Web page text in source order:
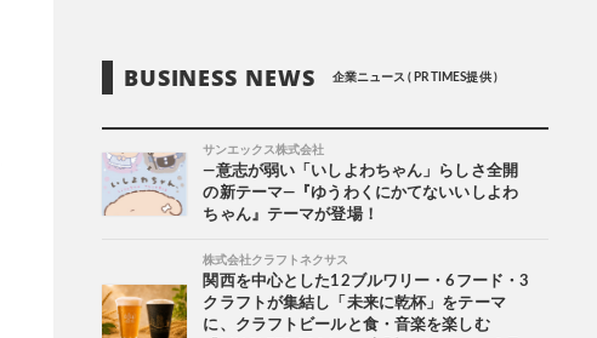
BUSINESS NEWS 企業ニュース ( PR TIMES提供 )
サンエックス株式会社
―意志が弱い「いしよわちゃん」らしさ全開
の新テーマ―『ゆうわくにかてないいしよわ
ちゃん』テーマが登場！
株式会社クラフトネクサス
関西を中心とした12ブルワリー・6フード・3
クラフトが集結し「未来に乾杯」をテーマ
に、クラフトビールと食・音楽を楽しむ